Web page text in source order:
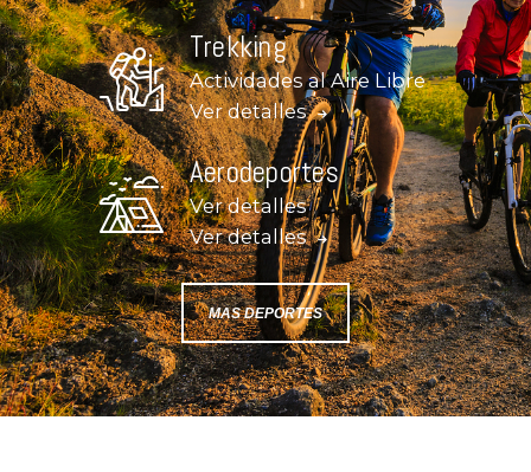
Trekking
Actividades al Aire Libre
Ver detalles
Aerodeportes
Ver detalles
Ver detalles
MAS DEPORTES